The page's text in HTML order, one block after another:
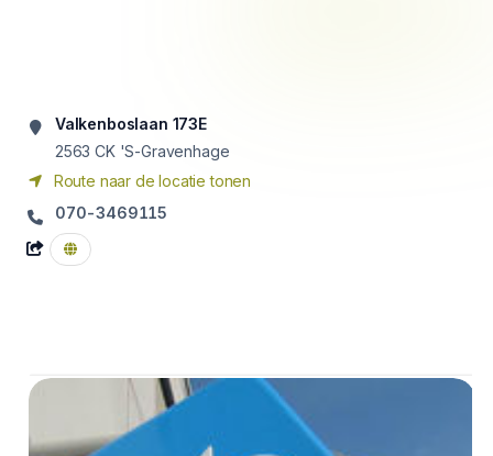
Valkenboslaan 173E
2563 CK 'S-Gravenhage
Route naar de locatie tonen
070-3469115